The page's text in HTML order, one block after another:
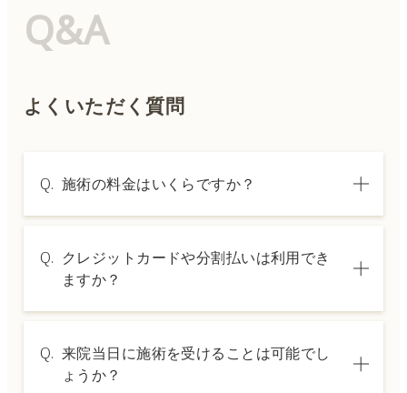
Q&A
よくいただく質問
Q. 施術の料金はいくらですか？
は料金表ページをご確認いただくか、カウン
セリングでご案内いたします。
Q. クレジットカードや分割払いは利用でき
ますか？
した分割払いも可能です。詳細は受付スタッ
フにお問い合わせください。
Q. 来院当日に施術を受けることは可能でし
ょうか？